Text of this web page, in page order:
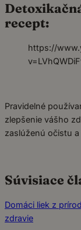
recept:
https://
Pravidelné
zlepšenie vášho
zaslúženú očistu
Súvisiace
Domáci liek z
zdravie